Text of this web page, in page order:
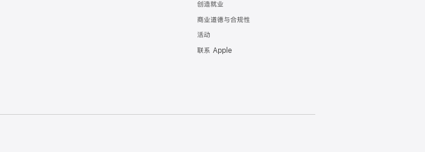
创造就业
商业道德与合规性
活动
联系 Apple